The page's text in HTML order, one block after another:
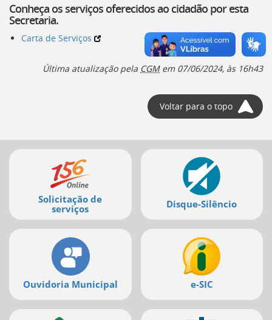
de
notícias
Ir
para
para
início
Conheça os serviços oferecidos ao cidadão por esta
Secretaria.
Carta de Serviços
Última atualização pela CGMem 07/06/2024, às 16h43
Voltar para o topo
Mais
serviços
Solicitação de
serviços
Disque-Silêncio
Ouvidoria Municipal e-SIC